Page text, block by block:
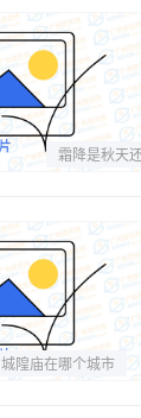
霜降是秋天
城隍庙在哪个城市